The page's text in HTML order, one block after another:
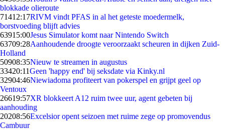
blokkade olieroute
71412:17RIVM vindt PFAS in al het geteste moedermelk,
borstvoeding blijft advies
63915:00Jesus Simulator komt naar Nintendo Switch
63709:28Aanhoudende droogte veroorzaakt scheuren in dijken Zuid-
Holland
50908:35Nieuw te streamen in augustus
33420:11Geen 'happy end' bij seksdate via Kinky.nl
32904:46Niewiadoma profiteert van pokerspel en grijpt geel op
Ventoux
26619:57XR blokkeert A12 ruim twee uur, agent gebeten bij
aanhouding
20208:56Excelsior opent seizoen met ruime zege op promovendus
Cambuur